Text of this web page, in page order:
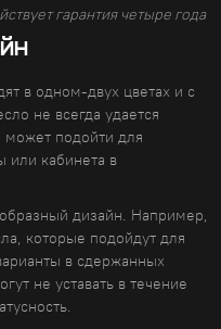
гарантия четыре года
в одном-двух цветах и с
не всегда удается
может подойти для
или кабинета в
дизайн. Например,
которые подойдут для
в сдержанных
не уставать в течение